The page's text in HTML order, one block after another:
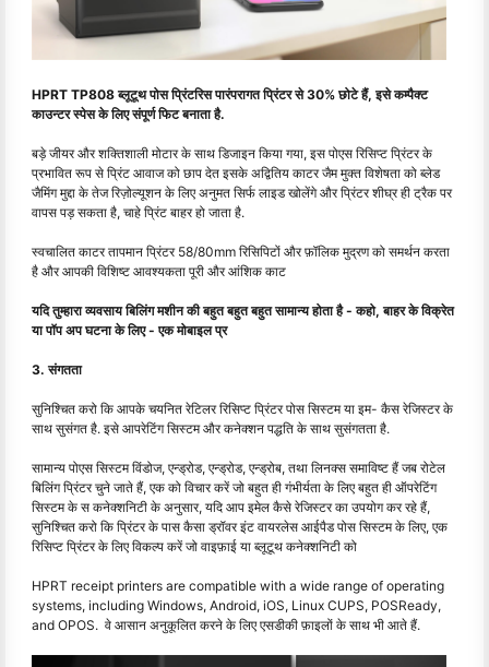
HPRT TP808 ब्लूटूथ पोस प्रिंटरिस पारंपरागत प्रिंटर से 30% छोटे हैं, इसे कम्पैक्ट
काउन्टर स्पेस के लिए संपूर्ण फिट बनाता है.
बड़े जीयर और शक्तिशाली मोटार के साथ डिजाइन किया गया, इस पोएस रिसिप्ट प्रिंटर के
प्रभावित रूप से प्रिंट आवाज को छाप देत इसके अद्वितिय काटर जैम मुक्त विशेषता को ब्लेड
जैमिंग मुद्दा के तेज रिज़ोल्यूशन के लिए अनुमत सिर्फ लाइड खोलेंगे और प्रिंटर शीघ्र ही ट्रैक पर
वापस पड़ सकता है, चाहे प्रिंट बाहर हो जाता है.
स्वचालित काटर तापमान प्रिंटर 58/80mm रिसिपिटों और फ़ॉलिक मुद्रण को समर्थन करता
है और आपकी विशिष्ट आवश्यकता पूरी और आंशिक काट
यदि तुम्हारा व्यवसाय बिलिंग मशीन की बहुत बहुत बहुत सामान्य होता है - कहो, बाहर के विक्रेत
या पॉप अप घटना के लिए - एक मोबाइल प्र
3. संगतता
सुनिश्चित करो कि आपके चयनित रेटिलर रिसिप्ट प्रिंटर पोस सिस्टम या इम- कैस रेजिस्टर के
साथ सुसंगत है. इसे आपरेटिंग सिस्टम और कनेक्शन पद्धति के साथ सुसंगतता है.
सामान्य पोएस सिस्टम विंडोज, एन्ड्रोड, एन्ड्रोड, एन्ड्रोब, तथा लिनक्स समाविष्ट हैं जब रोटेल
बिलिंग प्रिंटर चुने जाते हैं, एक को विचार करें जो बहुत ही गंभीर्यता के लिए बहुत ही ऑपरेटिंग
सिस्टम के स कनेक्शनिटी के अनुसार, यदि आप इमेल कैसे रेजिस्टर का उपयोग कर रहे हैं,
सुनिश्चित करो कि प्रिंटर के पास कैसा ड्रॉवर इंट वायरलेस आईपैड पोस सिस्टम के लिए, एक
रिसिप्ट प्रिंटर के लिए विकल्प करें जो वाइफ़ाई या ब्लूटूथ कनेक्शनिटी को
HPRT receipt printers are compatible with a wide range of operating
systems, including Windows, Android, iOS, Linux CUPS, POSReady,
and OPOS. वे आसान अनुकूलित करने के लिए एसडीकी फ़ाइलों के साथ भी आते हैं.